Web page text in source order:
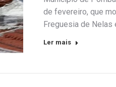
de fevereiro, que
Freguesia de Nelas
Ler mais